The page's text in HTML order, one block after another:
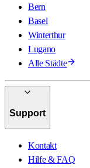
Bern
Basel
Winterthur
Lugano
Alle Städte
Support
Kontakt
Hilfe & FAQ